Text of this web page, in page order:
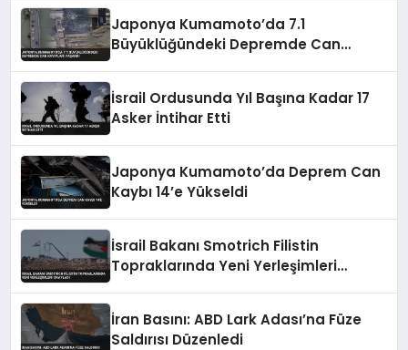
Japonya Kumamoto’da 7.1
Büyüklüğündeki Depremde Can
İsrail Ordusunda Yıl Başına Kadar 17
Asker İntihar Etti
Japonya Kumamoto’da Deprem Can
Kaybı 14’e Yükseldi
İsrail Bakanı Smotrich Filistin
Topraklarında Yeni Yerleşimleri
İran Basını: ABD Lark Adası’na Füze
Saldırısı Düzenledi